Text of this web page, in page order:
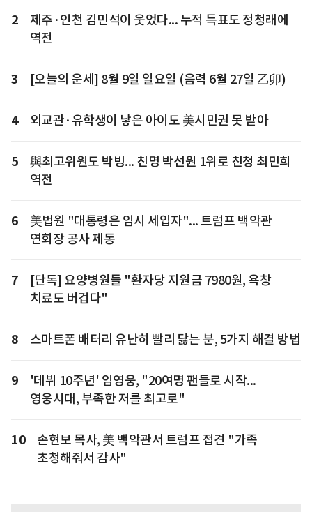
2
제주·인천 김민석이 웃었다... 누적 득표도 정청래에
역전
3 [오늘의 운세] 8월 9일 일요일 (음력 6월 27일 乙卯)
4 외교관·유학생이 낳은 아이도 美시민권 못 받아
5
與최고위원도 박빙... 친명 박선원 1위로 친청 최민희
역전
6
美법원 "대통령은 임시 세입자"... 트럼프 백악관
연회장 공사 제동
7
[단독] 요양병원들 "환자당 지원금 7980원, 욕창
치료도 버겁다"
8 스마트폰 배터리 유난히 빨리 닳는 분, 5가지 해결 방법
9
'데뷔 10주년' 임영웅, "20여명 팬들로 시작...
영웅시대, 부족한 저를 최고로"
10
손현보 목사, 美 백악관서 트럼프 접견 "가족
초청해줘서 감사"